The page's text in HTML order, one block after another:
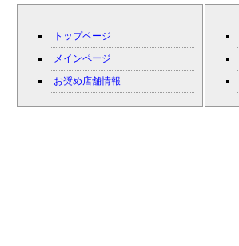
トップページ
メインページ
お奨め店舗情報